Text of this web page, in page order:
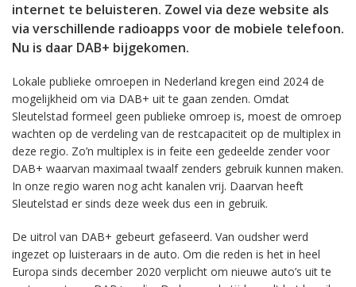
internet te beluisteren. Zowel via deze website als
via verschillende radioapps voor de mobiele telefoon.
Nu is daar DAB+ bijgekomen.
Lokale publieke omroepen in Nederland kregen eind 2024 de
mogelijkheid om via DAB+ uit te gaan zenden. Omdat
Sleutelstad formeel geen publieke omroep is, moest de omroep
wachten op de verdeling van de restcapaciteit op de multiplex in
deze regio. Zo’n multiplex is in feite een gedeelde zender voor
DAB+ waarvan maximaal twaalf zenders gebruik kunnen maken.
In onze regio waren nog acht kanalen vrij. Daarvan heeft
Sleutelstad er sinds deze week dus een in gebruik.
De uitrol van DAB+ gebeurt gefaseerd. Van oudsher werd
ingezet op luisteraars in de auto. Om die reden is het in heel
Europa sinds december 2020 verplicht om nieuwe auto’s uit te